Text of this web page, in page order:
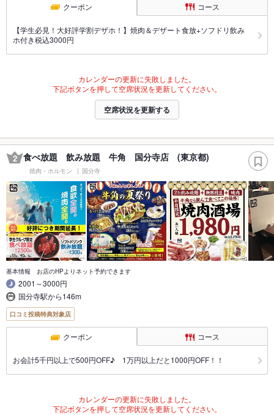
クーポン コース
【学生必見！大好評学割デザホ！】焼肉＆デザート食放+ソフドリ飲み
ホ付き税込3000円
カレンダーの更新に失敗しました。
下記ボタンを押して空席状況を更新してください。
空席状況を更新する
2 食べ放題 飲み放題 牛角 国分寺店 (東京都)
焼肉・ホルモン 国分寺
基本情報 お店のHPよりネット予約できます
2001～3000円
国分寺駅から146m
口コミ投稿特典対象店
クーポン コース
お会計5千円以上で500円OFF♪ 1万円以上だと1000円OFF！！
カレンダーの更新に失敗しました。
下記ボタンを押して空席状況を更新してください。